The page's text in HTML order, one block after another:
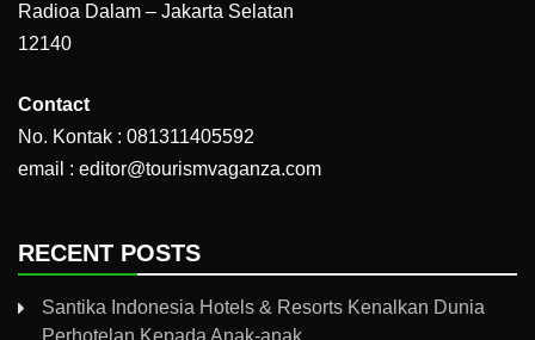
Radioa Dalam – Jakarta Selatan
12140
Contact
No. Kontak : 081311405592
email : editor@tourismvaganza.com
RECENT POSTS
Santika Indonesia Hotels & Resorts Kenalkan Dunia